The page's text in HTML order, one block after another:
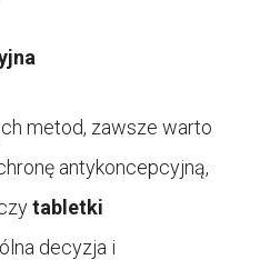
metod, zawsze warto
antykoncepcyjną,
tabletki
decyzja i